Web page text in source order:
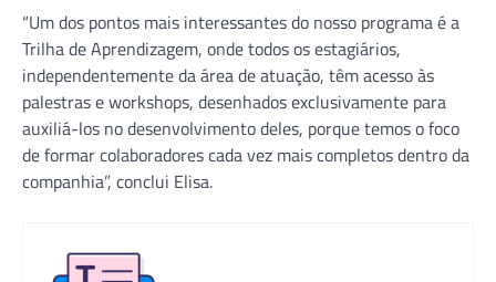
“Um dos pontos mais interessantes do nosso programa é a
Trilha de Aprendizagem, onde todos os estagiários,
independentemente da área de atuação, têm acesso às
palestras e workshops, desenhados exclusivamente para
auxiliá-los no desenvolvimento deles, porque temos o foco
de formar colaboradores cada vez mais completos dentro da
companhia”, conclui Elisa.